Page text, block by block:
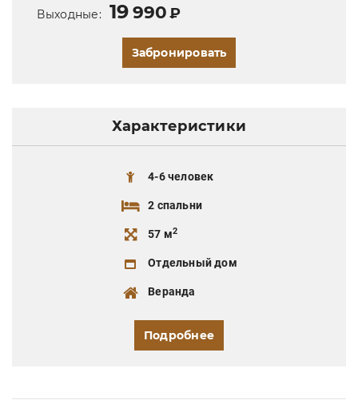
Выходные: 19990 ₽
Забронировать
Характеристики
4-6 человек
2 спальни
57 м2
Отдельный дом
Веранда
Подробнее